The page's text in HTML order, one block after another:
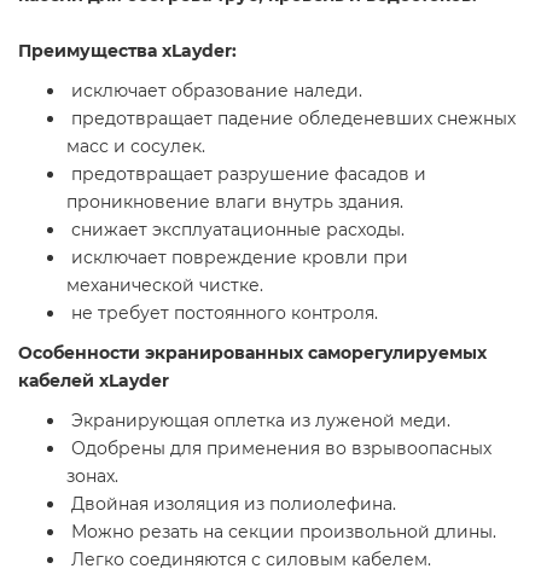
Преимущества xLayder:
исключает образование наледи.
предотвращает падение обледеневших снежных
масс и сосулек.
предотвращает разрушение фасадов и
проникновение влаги внутрь здания.
снижает эксплуатационные расходы.
исключает повреждение кровли при
механической чистке.
не требует постоянного контроля.
Особенности экранированных саморегулируемых
кабелей xLayder
Экранирующая оплетка из луженой меди.
Одобрены для применения во взрывоопасных
зонах.
Двойная изоляция из полиолефина.
Можно резать на секции произвольной длины.
Легко соединяются с силовым кабелем.